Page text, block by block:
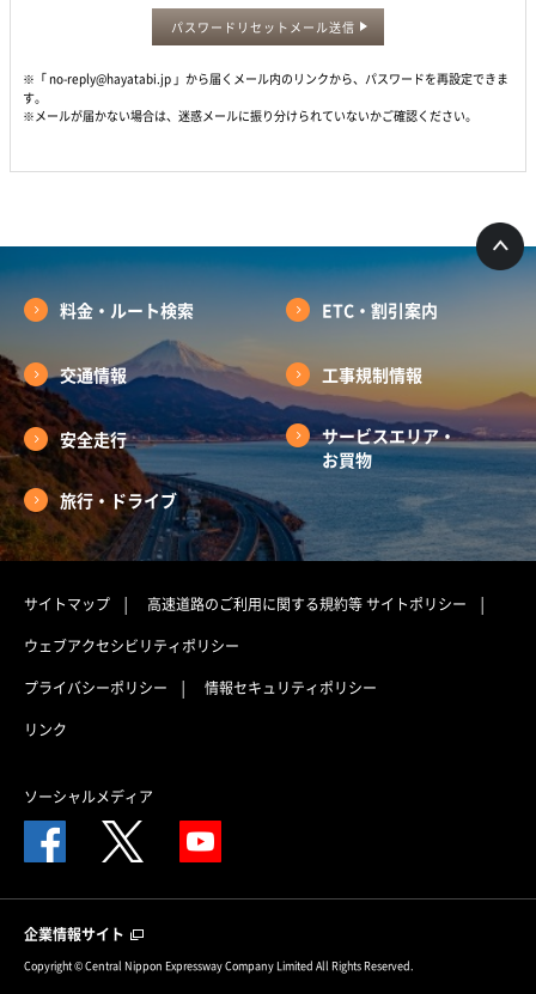
パスワードリセットメール送信
※「 no-reply@hayatabi.jp 」から届くメール内のリンクから、パスワードを再設定できま
す。
※メールが届かない場合は、迷惑メールに振り分けられていないかご確認ください。
料金・ルート検索 ETC・割引案内
交通情報 工事規制情報
安全走行
サービスエリア・
お買物
旅行・ドライブ
サイトマップ 高速道路のご利用に関する規約等サイトポリシー
ウェブアクセシビリティポリシー
プライバシーポリシー
情報セキュリティポリシー
リンク
ソーシャルメディア
企業情報サイト
Copyright © Central Nippon Expressway Company Limited All Rights Reserved.